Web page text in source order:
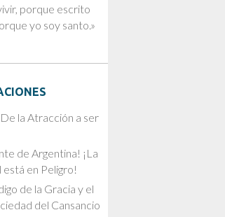
porque escrito
yo soy santo.»
la Atracción a ser
de Argentina! ¡La
en Peligro!
de la Gracia y el
del Cansancio